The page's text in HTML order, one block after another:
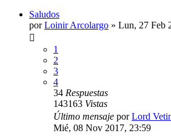
Saludos
porLoinir Arcolargo » Lun, 27 Feb
1
2
3
4
34 Respuestas
143163 Vistas
Último mensaje porLord
Mié, 08 Nov 2017, 23:59